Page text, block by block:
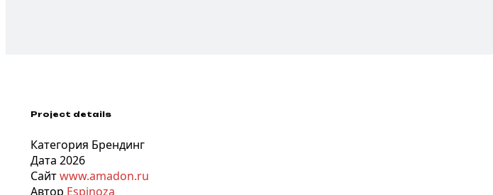
Project details
Категория Брендинг
Дата 2026
Сайтwww.amadon.ru
Автор Espinoza